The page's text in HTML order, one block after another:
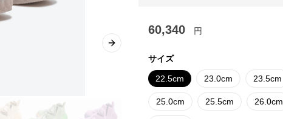
Next slide
60,340 円
サイズ
22.5cm 23.0cm 23.5cm
25.0cm 25.5cm 26.0cm